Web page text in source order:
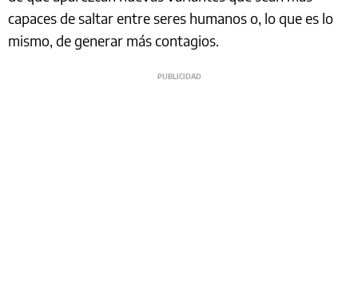
capaces de saltar entre seres humanos o, lo que es lo
mismo, de generar más contagios.